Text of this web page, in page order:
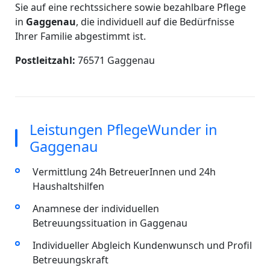
Sie auf eine rechtssichere sowie bezahlbare Pflege
in Gaggenau, die individuell auf die Bedürfnisse
Ihrer Familie abgestimmt ist.
Postleitzahl: 76571 Gaggenau
Leistungen PflegeWunder in
Gaggenau
Vermittlung 24h BetreuerInnen und 24h
Haushaltshilfen
Anamnese der individuellen
Betreuungssituation in Gaggenau
Individueller Abgleich Kundenwunsch und Profil
Betreuungskraft